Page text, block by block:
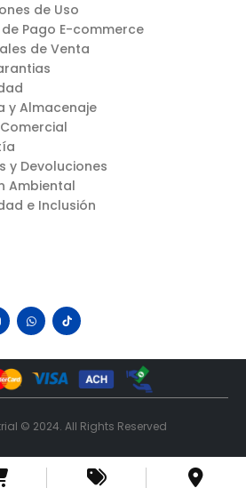
de Uso
Pago E-commerce
de Venta
y Almacenaje
y Devoluciones
Ambiental
e Inclusión
© 2024. All Rights Reserved